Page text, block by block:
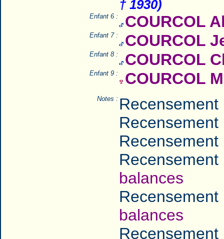
† 1930)
Enfant 6 : COURCOL
Enfant 7 : COURCOL
Enfant 8 : COURCOL
Enfant 9 : COURCOL
Notes :
balances
balances